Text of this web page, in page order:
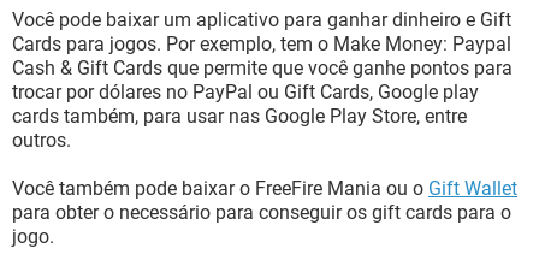
Você pode baixar um aplicativo para ganhar dinheiro e Gift
Cards para jogos. Por exemplo, tem o Make Money: Paypal
Cash & Gift Cards que permite que você ganhe pontos para
trocar por dólares no PayPal ou Gift Cards, Google play
cards também, para usar nas Google Play Store, entre
outros.
Você também pode baixar o FreeFire Mania ou o Gift Wallet
para obter o necessário para conseguir os gift cards para o
jogo.